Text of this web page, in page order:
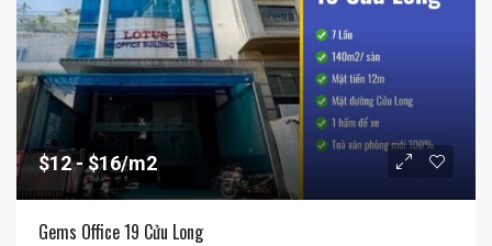
$12 $16/m2
Gems Office 19 Cửu Long